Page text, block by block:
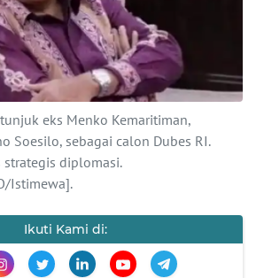
eks Menko Kemaritiman,
Soesilo, sebagai calon Dubes RI.
strategis diplomasi.
Istimewa].
Ikuti Kami di: